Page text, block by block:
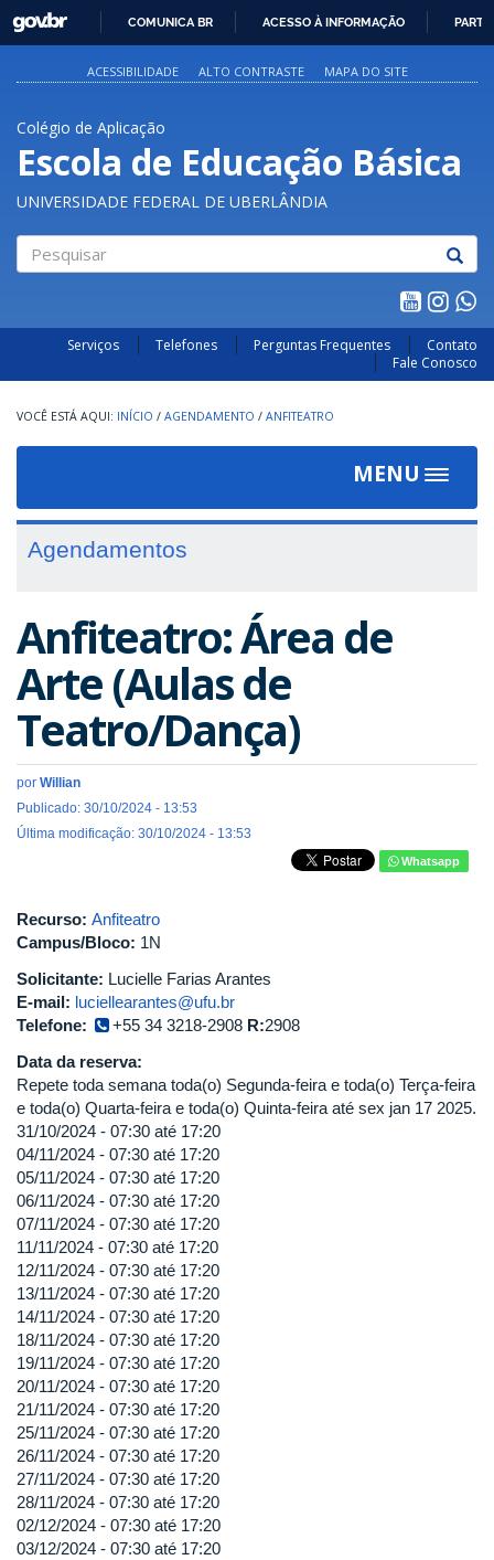
PARA
O
GOVBR
COMUNICA BR ACESSO À INFORMAÇÃO
ACESSIBILIDADE ALTO CONTRASTE MAPA DO SITE
Colégio de Aplicação
Escola de Educação Básica
UNIVERSIDADE FEDERAL DE UBERLÂNDIA
Serviços Telefones Perguntas Frequentes
Contato
Fale Conosco
INÍCIO / AGENDAMENTO / ANFITEATRO
MENU
Toggle
Agendamentos
Anfiteatro: Área de
Arte (Aulas de
Teatro/Dança)
por Willian
Publicado: 30/10/2024 - 13:53
Última modificação: 30/10/2024 - 13:53
Whatsapp
Recurso: Anfiteatro
Campus/Bloco: 1N
Solicitante: Lucielle Farias Arantes
E-mail: luciellearantes@ufu.br
Telefone:
+55 34 3218-2908 R:2908
Data da reserva:
Repete toda semana toda(o) Segunda-feira e toda(o) Terça-feira
e toda(o) Quarta-feira e toda(o) Quinta-feira até sex jan 17 2025.
31/10/2024 - 07:30 até 17:20
04/11/2024 - 07:30 até 17:20
05/11/2024 - 07:30 até 17:20
06/11/2024 - 07:30 até 17:20
07/11/2024 - 07:30 até 17:20
11/11/2024 - 07:30 até 17:20
12/11/2024 - 07:30 até 17:20
13/11/2024 - 07:30 até 17:20
14/11/2024 - 07:30 até 17:20
18/11/2024 - 07:30 até 17:20
19/11/2024 - 07:30 até 17:20
20/11/2024 - 07:30 até 17:20
21/11/2024 - 07:30 até 17:20
25/11/2024 - 07:30 até 17:20
26/11/2024 - 07:30 até 17:20
27/11/2024 - 07:30 até 17:20
28/11/2024 - 07:30 até 17:20
02/12/2024 - 07:30 até 17:20
03/12/2024 - 07:30 até 17:20